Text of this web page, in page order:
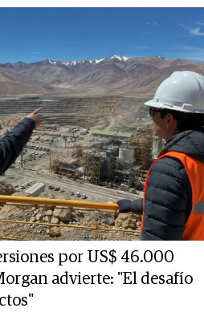
por US$ 46.000
advierte: "El desafío